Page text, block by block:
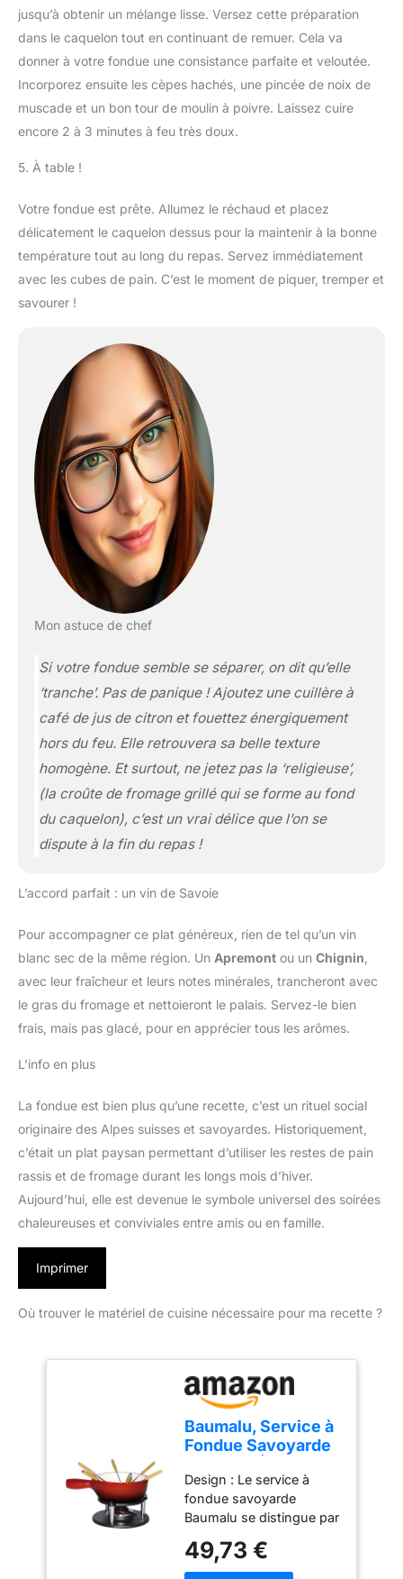
jusqu’à obtenir un mélange lisse. Versez cette préparation
dans le caquelon tout en continuant de remuer. Cela va
donner à votre fondue une consistance parfaite et veloutée.
Incorporez ensuite les cèpes hachés, une pincée de noix de
muscade et un bon tour de moulin à poivre. Laissez cuire
encore 2 à 3 minutes à feu très doux.
5. À table !
Votre fondue est prête. Allumez le réchaud et placez
délicatement le caquelon dessus pour la maintenir à la bonne
température tout au long du repas. Servez immédiatement
avec les cubes de pain. C’est le moment de piquer, tremper et
savourer !
Mon astuce de chef
Si votre fondue semble se séparer, on dit qu’elle
‘tranche’. Pas de panique ! Ajoutez une cuillère à
café de jus de citron et fouettez énergiquement
hors du feu. Elle retrouvera sa belle texture
homogène. Et surtout, ne jetez pas la ‘religieuse’,
(la croûte de fromage grillé qui se forme au fond
du caquelon), c’est un vrai délice que l’on se
dispute à la fin du repas !
L’accord parfait : un vin de Savoie
Pour accompagner ce plat généreux, rien de tel qu’un vin
blanc sec de la même région. Un Apremont ou un Chignin
avec leur fraîcheur et leurs notes minérales, trancheront avec
le gras du fromage et nettoieront le palais. Servez-le bien
frais, mais pas glacé, pour en apprécier tous les arômes.
L’info en plus
La fondue est bien plus qu’une recette, c’est un rituel social
originaire des Alpes suisses et savoyardes. Historiquement,
c’était un plat paysan permettant d’utiliser les restes de pain
rassis et de fromage durant les longs mois d’hiver.
Aujourd’hui, elle est devenue le symbole universel des soirées
chaleureuses et conviviales entre amis ou en famille.
Imprimer
Où trouver le matériel de cuisine nécessaire pour ma recette ?
Baumalu, Service à
Fondue Savoyarde
Rouge, 20 cm, pour
6 personnes,
comprenant 1
réchaud, 1 brûleur, 1
caquelon et 6
Design : Le service à
fondue savoyarde
Baumalu se distingue par
coloré qui apportera une
touche chaleureuse à
49,73 €